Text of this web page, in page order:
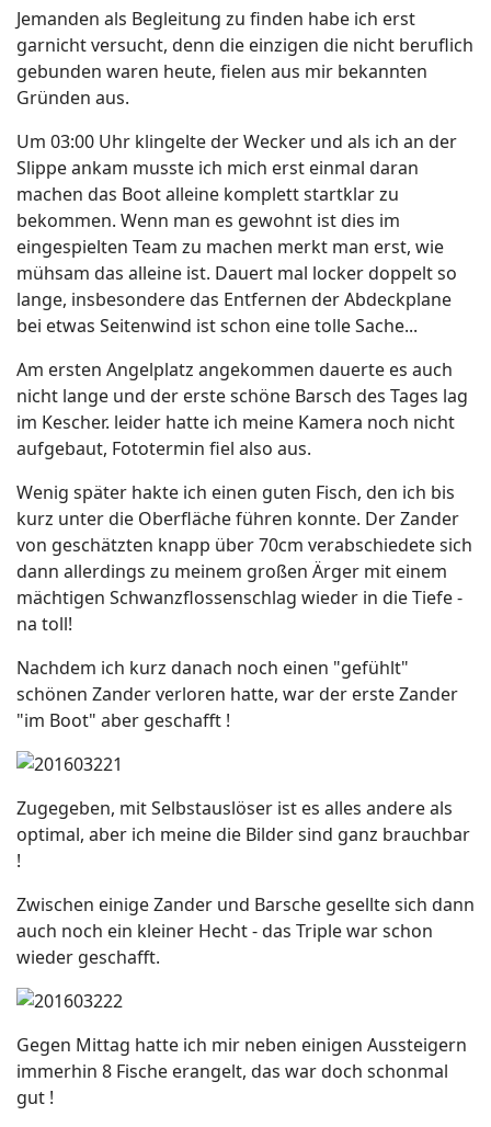
Jemanden als Begleitung zu finden habe ich erst
garnicht versucht, denn die einzigen die nicht beruflich
gebunden waren heute, fielen aus mir bekannten
Gründen aus.
Um 03:00 Uhr klingelte der Wecker und als ich an der
Slippe ankam musste ich mich erst einmal daran
machen das Boot alleine komplett startklar zu
bekommen. Wenn man es gewohnt ist dies im
eingespielten Team zu machen merkt man erst, wie
mühsam das alleine ist. Dauert mal locker doppelt so
lange, insbesondere das Entfernen der Abdeckplane
bei etwas Seitenwind ist schon eine tolle Sache...
Am ersten Angelplatz angekommen dauerte es auch
nicht lange und der erste schöne Barsch des Tages lag
im Kescher. leider hatte ich meine Kamera noch nicht
aufgebaut, Fototermin fiel also aus.
Wenig später hakte ich einen guten Fisch, den ich bis
kurz unter die Oberfläche führen konnte. Der Zander
von geschätzten knapp über 70cm verabschiedete sich
dann allerdings zu meinem großen Ärger mit einem
mächtigen Schwanzflossenschlag wieder in die Tiefe -
na toll!
Nachdem ich kurz danach noch einen "gefühlt"
schönen Zander verloren hatte, war der erste Zander
"im Boot" aber geschafft !
Zugegeben, mit Selbstauslöser ist es alles andere als
optimal, aber ich meine die Bilder sind ganz brauchbar
!
Zwischen einige Zander und Barsche gesellte sich dann
auch noch ein kleiner Hecht - das Triple war schon
wieder geschafft.
Gegen Mittag hatte ich mir neben einigen Aussteigern
immerhin 8 Fische erangelt, das war doch schonmal
gut !